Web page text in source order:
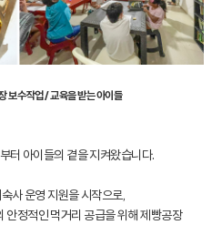
보수작업 / 교육을 받는 아이들
터 아이들의 곁을 지켜왔습니다.
사 운영 지원을 시작으로,
정적인 먹거리 공급을 위해 제빵공장